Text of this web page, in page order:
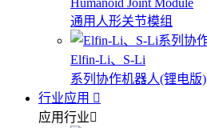
通用人形关节模组
Elfin-Li、S-Li
系列协作机器人(锂电版)
行业应用
应用行业